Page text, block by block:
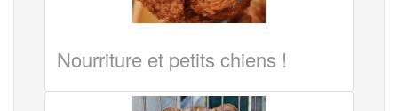
Nourriture et petits chiens !